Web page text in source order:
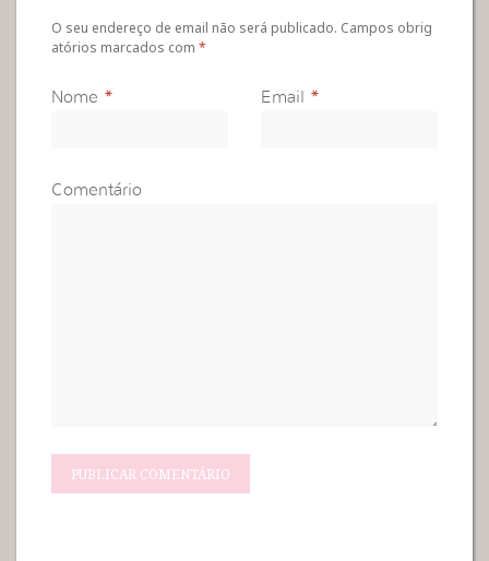
O seu endereço de email não será publicado. Campos obrig
atórios marcados com*
Nome * Email *
Comentário